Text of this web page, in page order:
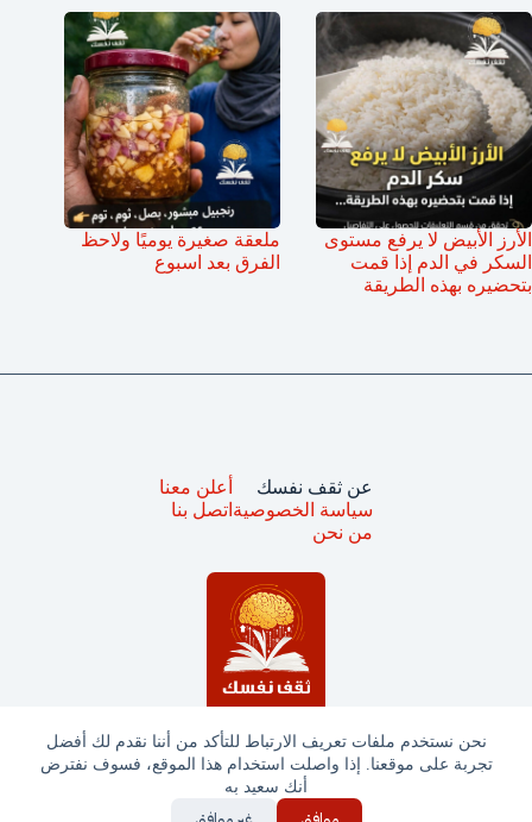
نحن نستخدم ملفات تعريف الارتباط للتأكد من أننا نقدم لك أفضل
تجربة على موقعنا. إذا واصلت استخدام هذا الموقع، فسوف نفترض
أنك سعيد به
الأرز الأبيض لا يرفع مستوى
السكر في الدم إذا قمت
بتحضيره بهذه الطريقة
ملعقة صغيرة يوميًا ولاحظ
الفرق بعد اسبوع
جميع الحقوق محفوظة © ثقف نفسك 2025
عن ثقف نفسك
سياسة الخصوصية
من نحن
أعلن معنا
اتصل بنا